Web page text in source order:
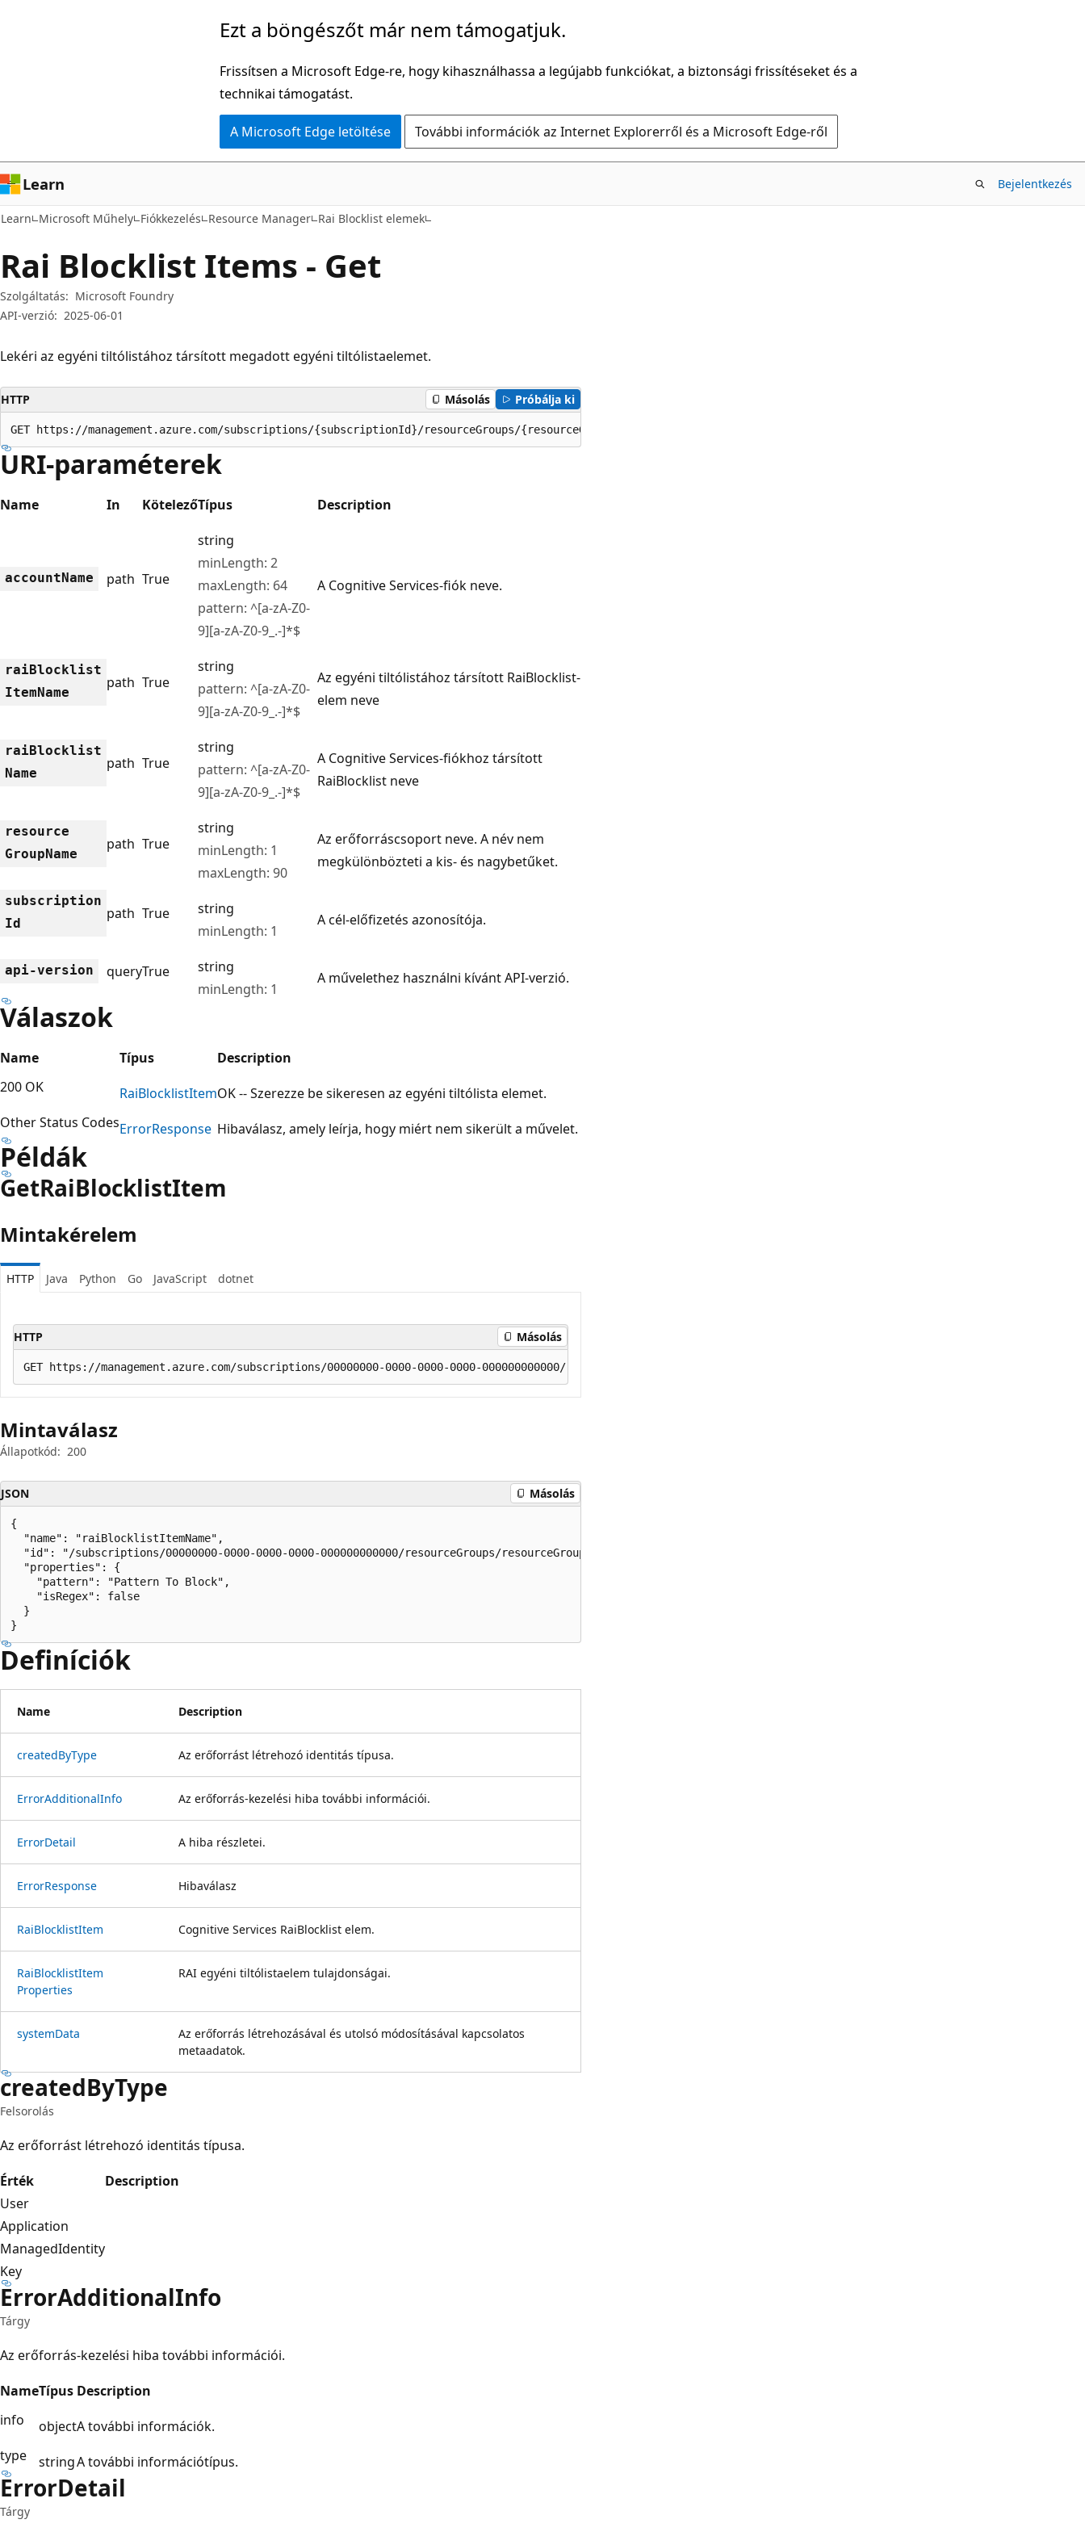
Ezt a böngészőt már nem támogatjuk.
Frissítsen a Microsoft Edge-re, hogy kihasználhassa a legújabb funkciókat, a biztonsági frissítéseket és a
technikai támogatást.
A Microsoft Edge letöltése További információk az Internet Explorerről és a Microsoft Edge-ről
Learn Bejelentkezés
Learn Microsoft Műhely Fiókkezelés Resource Manager Rai Blocklist elemek
Rai Blocklist Items - Get
Szolgáltatás: Microsoft Foundry
API-verzió: 2025-06-01
Lekéri az egyéni tiltólistához társított megadott egyéni tiltólistaelemet.
HTTP Másolás Próbálja ki
GET https://management.azure.com/subscriptions/{subscriptionId}/resourceGroups/{resourceGroupName}/providers/Microsoft.CognitiveServices/accounts/{accountName}/
URI-paraméterek
Name In KötelezőTípus Description
accountName path True
string
minLength: 2
maxLength: 64
pattern: ^[a-zA-Z0-
9][a-zA-Z0-9_.-]*$
A Cognitive Services-fiók neve.
raiBlocklist
ItemName
path True
string
pattern: ^[a-zA-Z0-
9][a-zA-Z0-9_.-]*$
Az egyéni tiltólistához társított RaiBlocklist-
elem neve
raiBlocklist
Name
path True
string
pattern: ^[a-zA-Z0-
9][a-zA-Z0-9_.-]*$
A Cognitive Services-fiókhoz társított
RaiBlocklist neve
resource
GroupName
path True
string
minLength: 1
maxLength: 90
Az erőforráscsoport neve. A név nem
megkülönbözteti a kis- és nagybetűket.
subscription
Id
path True
string
minLength: 1
A cél-előfizetés azonosítója.
api-version queryTrue
string
minLength: 1
A művelethez használni kívánt API-verzió.
Válaszok
Name Típus
Description
200 OK
RaiBlocklistItemOK -- Szerezze be sikeresen az egyéni tiltólista elemet.
Other Status CodesErrorResponse Hibaválasz, amely leírja, hogy miért nem sikerült a művelet.
Példák
GetRaiBlocklistItem
Mintakérelem
HTTP Java Python Go JavaScript dotnet
HTTP Másolás
Mintaválasz
Állapotkód: 200
JSON Másolás
{
  "name": "raiBlocklistItemName",
"id": "/subscriptions/00000000-0000-0000-0000-000000000000/resourceGroups/resourceGroupName/providers/Microsoft.CognitiveServices/accounts/accountName/
  "properties": {
    "pattern": "Pattern To Block",
    "isRegex": false
  }
}
Definíciók
Name Description
createdByType Az erőforrást létrehozó identitás típusa.
ErrorAdditionalInfo Az erőforrás-kezelési hiba további információi.
ErrorDetail A hiba részletei.
ErrorResponse Hibaválasz
RaiBlocklistItem Cognitive Services RaiBlocklist elem.
RaiBlocklistItem
Properties
RAI egyéni tiltólistaelem tulajdonságai.
systemData
Az erőforrás létrehozásával és utolsó módosításával kapcsolatos
metaadatok.
createdByType
Felsorolás
Az erőforrást létrehozó identitás típusa.
Érték
Description
User
Application
ManagedIdentity
Key
ErrorAdditionalInfo
Tárgy
Az erőforrás-kezelési hiba további információi.
NameTípus Description
info
objectA további információk.
type
stringA további információtípus.
ErrorDetail
Tárgy